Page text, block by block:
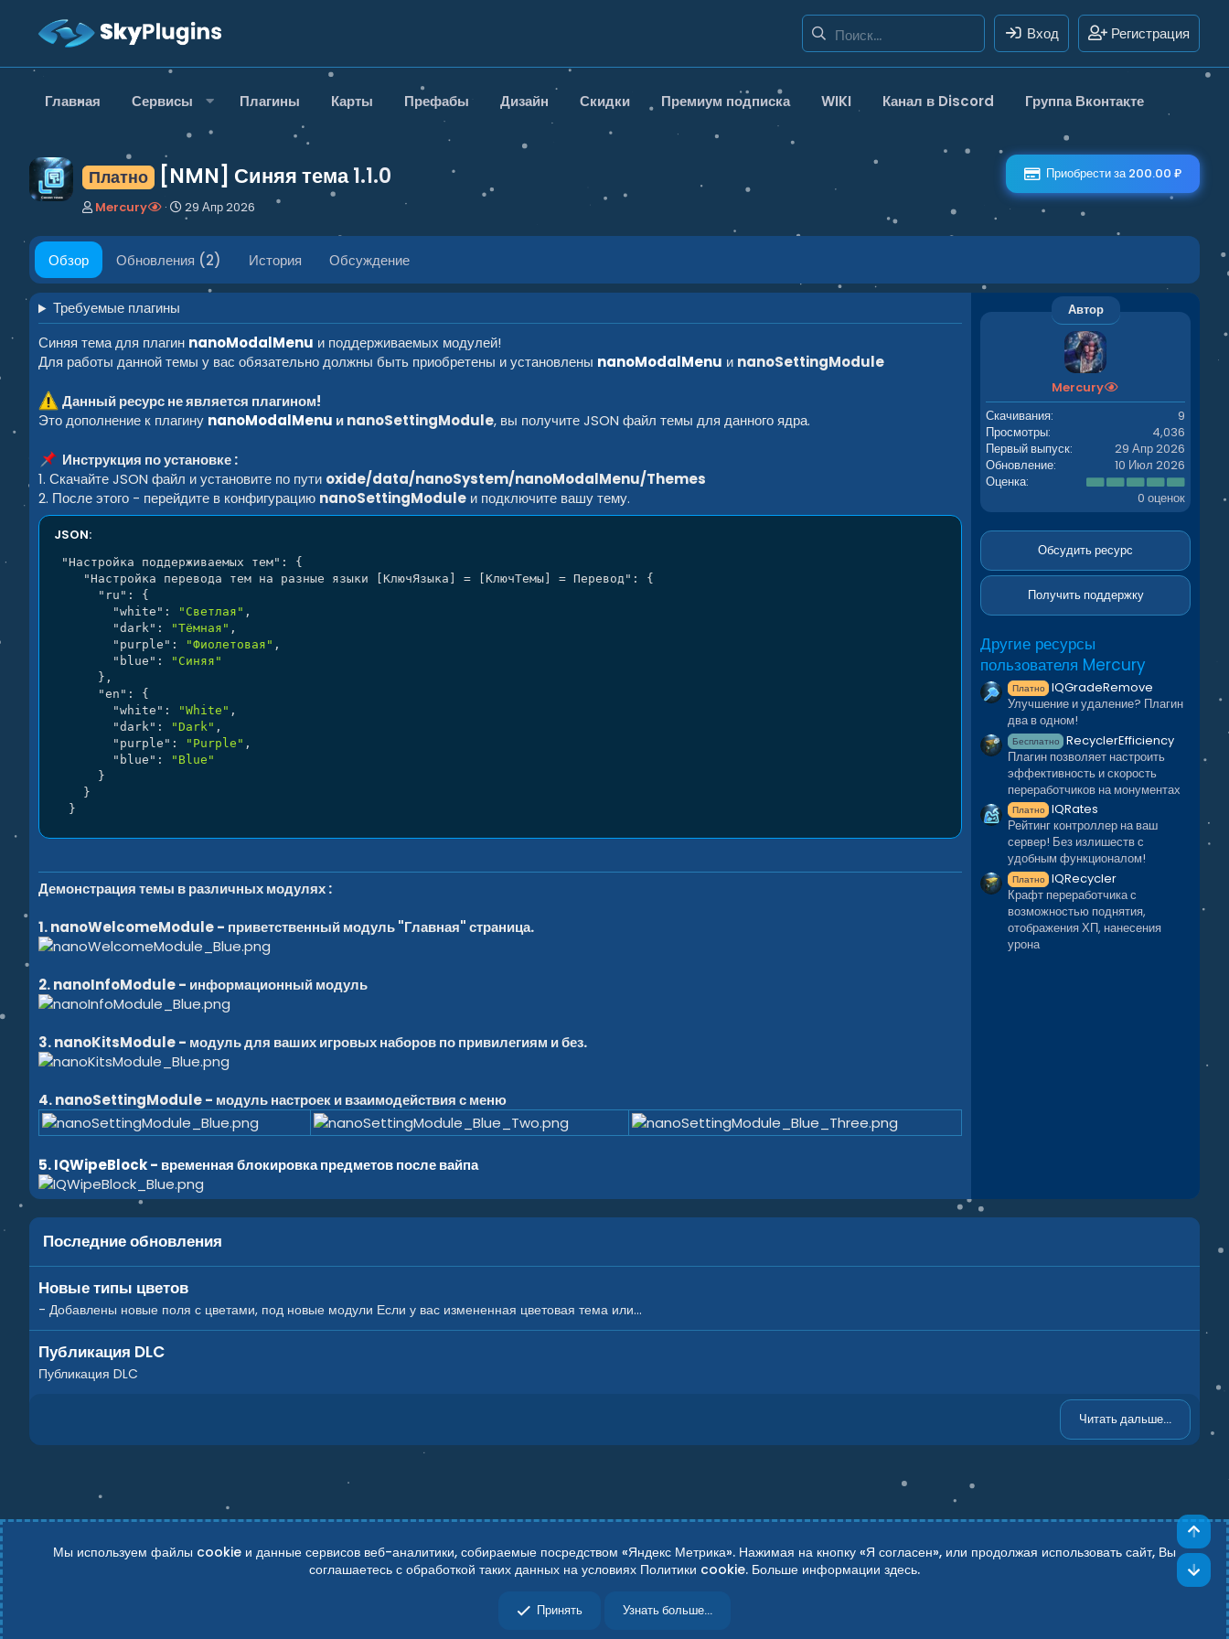
Вход Регистрация
Главная Сервисы Плагины Карты Префабы Дизайн Скидки Премиум подписка WIKI Канал в Discord Группа Вконтакте
Платно [NMN] Синяя тема1.1.0
Приобрести за 200.00 ₽
А
т
р
Mercury
Д
а
т
а
о
д
а
и
29 Апр 2026
Обзор Обновления (2) История Обсуждение
Требуемые плагины
Синяя тема для плагин nanoModalMenu и поддерживаемых модулей!
Для работы данной темы у вас обязательно должны быть приобретены и установлены nanoModalMenu и nanoSettingModule
Данный ресурс не является плагином!
Это дополнение к плагину nanoModalMenu и nanoSettingModule, вы получите JSON файл темы для данного ядра.
Инструкция по установке :
1. Скачайте JSON файл и установите по пути oxide/data/nanoSystem/nanoModalMenu/Themes
2. После этого - перейдите в конфигурацию nanoSettingModule и подключите вашу тему.
JSON:
"Настройка поддерживаемых тем" :
{
"Настройка перевода тем на разные языки [КлючЯзыка] = [КлючТемы] = Перевод" :
{
"ru" :
{
"white" : "Светлая" ,
"dark" : "Тёмная" ,
"purple" : "Фиолетовая" ,
"blue" :
"Синяя"
} ,
"en" :
{
"white" : "White" ,
"dark" : "Dark" ,
"purple" : "Purple" ,
"blue" :
"Blue"
}
}
}
Демонстрация темы в различных модулях :
1. nanoWelcomeModule - приветственный модуль "Главная" страница.
2. nanoInfoModule - информационный модуль
3. nanoKitsModule - модуль для ваших игровых наборов по привилегиям и без.
4. nanoSettingModule - модуль настроек и взаимодействия с меню
5. IQWipeBlock - временная блокировка предметов после вайпа
Автор
Mercury
Скачивания
9
Просмотры
4,036
Первый выпуск
29 Апр 2026
Обновление
10 Июл 2026
Оценка
0
.
0
з
ё
з
0 оценок
Обсудить ресурс
Получить поддержку
Другие ресурсы
пользователя Mercury
Платно IQGradeRemove
Улучшение и удаление? Плагин
два в одном!
Бесплатно RecyclerEfficiency
Плагин позволяет настроить
эффективность и скорость
переработчиков на монументах
Платно IQRates
Рейтинг контроллер на ваш
сервер! Без излишеств с
удобным функционалом!
Платно IQRecycler
Крафт переработчика с
возможностью поднятия,
отображения ХП, нанесения
урона
Последние обновления
Новые типы цветов
- Добавлены новые поля с цветами, под новые модули Если у вас измененная цветовая тема или...
Публикация DLC
Публикация DLC
Читать дальше...
S
Мы используем файлы cookie и данные сервисов веб-аналитики, собираемые посредством «Яндекс Метрика». Нажимая на кнопку «Я согласен», или продолжая использовать сайт, Вы
соглашаетесь с обработкой таких данных на условиях Политики cookie. Больше информации здесь.
Принять Узнать больше...